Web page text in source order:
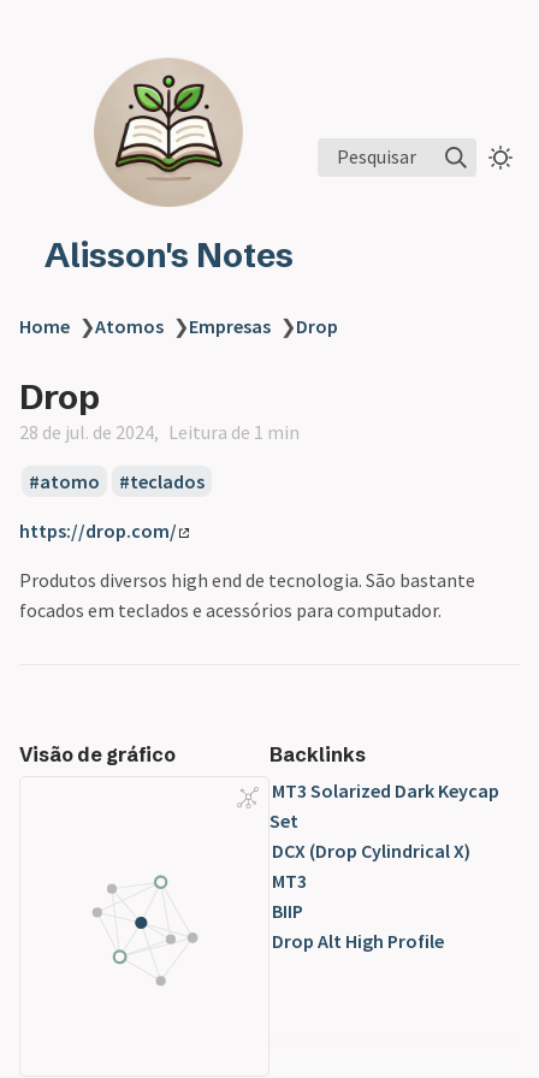
Alisson's Notes
Pesquisar
Home ❯Atomos ❯Empresas ❯Drop
Drop
28 de jul. de 2024 Leitura de 1 min
atomo teclados
https://drop.com/
Produtos diversos high end de tecnologia. São bastante
focados em teclados e acessórios para computador.
Visão de gráfico
Backlinks
MT3 Solarized Dark Keycap
Set
DCX (Drop Cylindrical X)
MT3
BIIP
Drop Alt High Profile